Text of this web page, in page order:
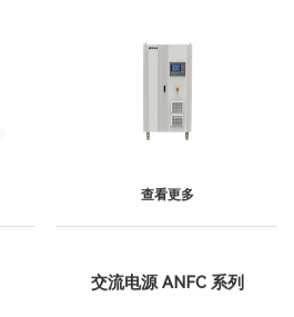
查看更多
交流电源 ANFC 系列